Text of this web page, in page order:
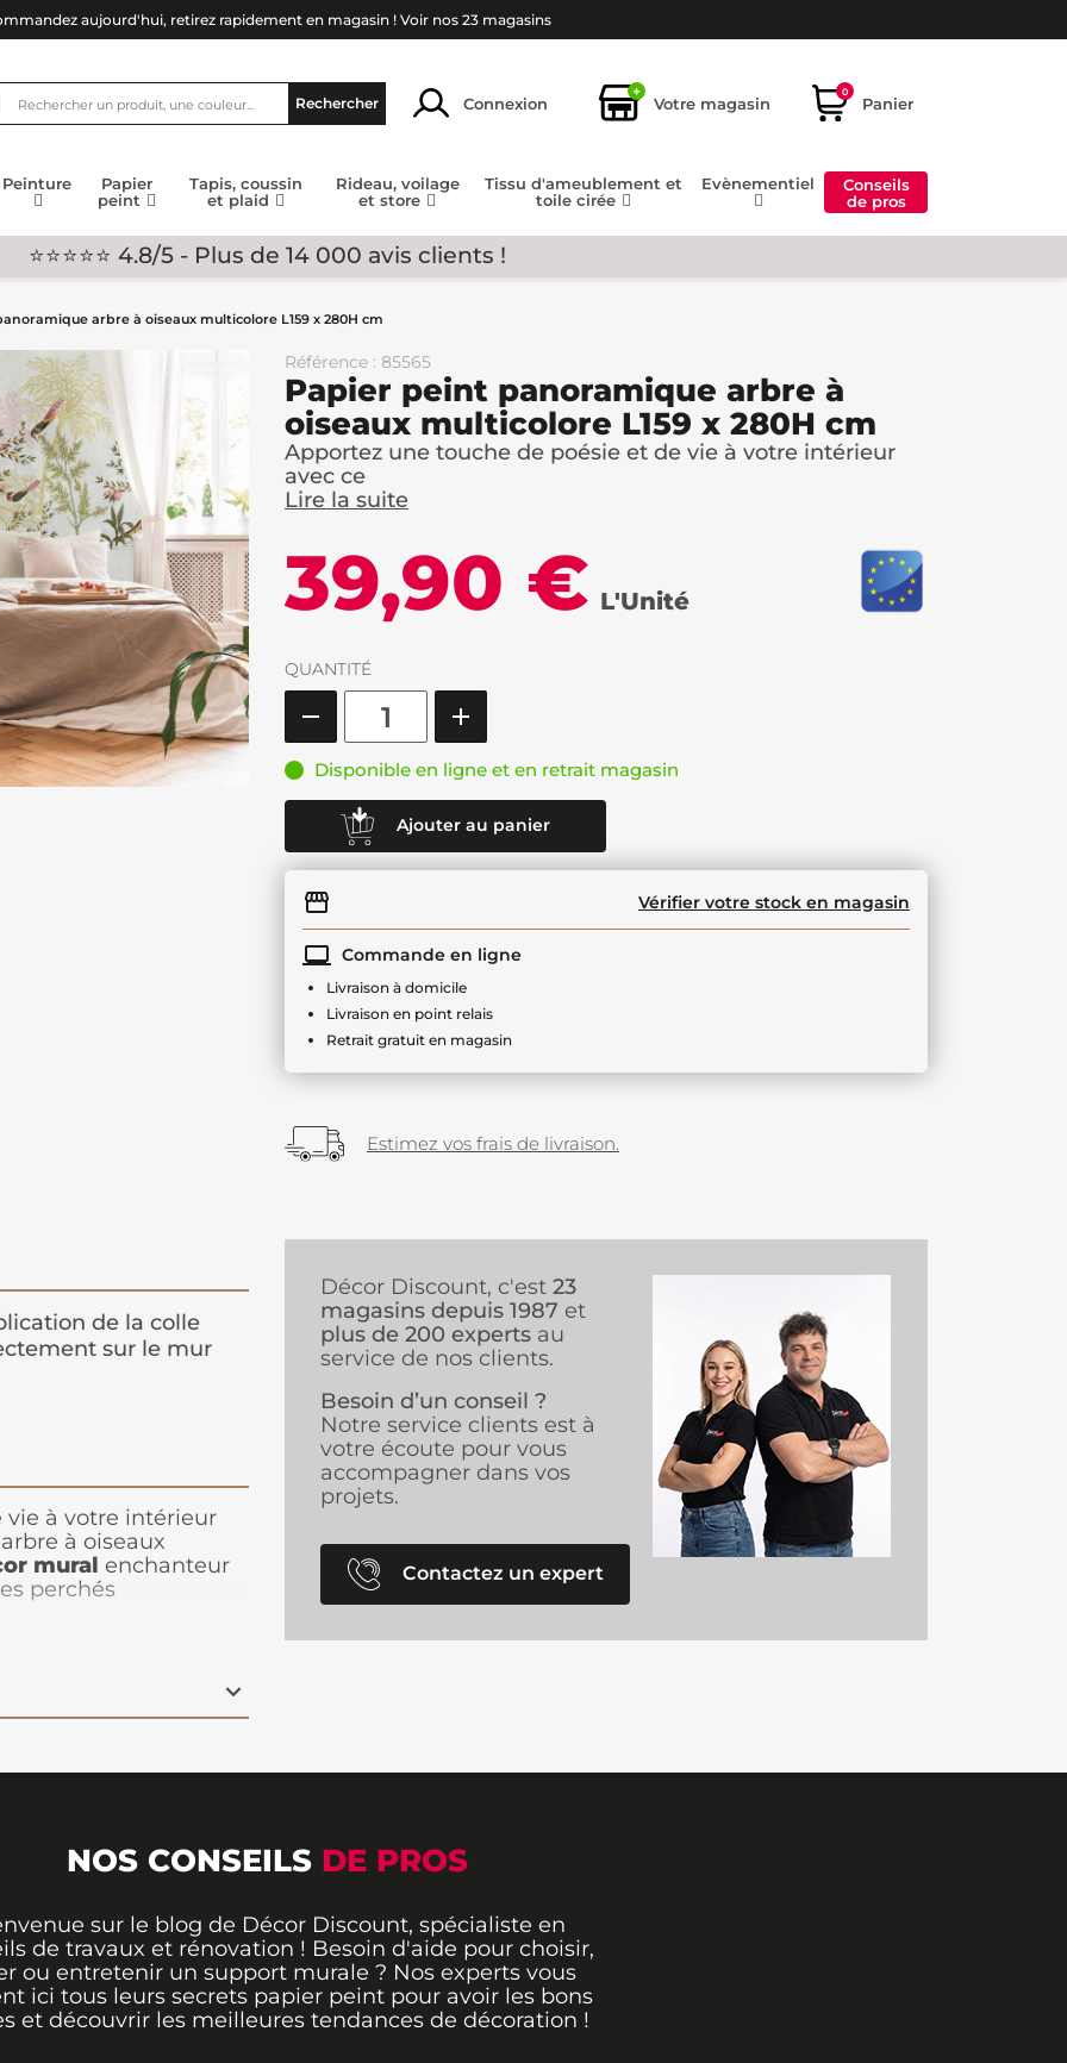
aujourd'hui, retirez rapidement en magasin ! Voir nos 23 magasins
Rechercher Connexion
+
Votre magasin
0
Panier
Peinture
Papier
peint
Tapis, coussin
et plaid
Rideau, voilage
et store
Tissu d'ameublement et
toile cirée
Evènementiel
Conseils
de pros
⭐⭐⭐⭐⭐ 4.8/5 - Plus de 14 000 avis clients !
arbre à oiseaux multicolore L159 x 280H cm
Référence : 85565
Papier peint panoramique arbre à
oiseaux multicolore L159 x 280H cm
Apportez une touche de poésie et de vie à votre intérieur
avec ce
Lire la suite
39,90 € L'Unité
QUANTITÉ
Disponible en ligne et en retrait magasin
Ajouter au panier
Vérifier votre stock en magasin
Commande en ligne
Livraison à domicile
Livraison en point relais
Retrait gratuit en magasin
Estimez vos frais de livraison.
de la colle
sur le mur
vie à votre intérieur
arbre à oiseaux
mural enchanteur
perchés
L'élégance des
diversité. Ce
mur
Décor Discount, c'est 23
magasins depuis 1987 et
plus de 200 experts au
service de nos clients.
Besoin d’un conseil ?
Notre service clients est à
votre écoute pour vous
accompagner dans vos
projets.
Contactez un expert
NOS CONSEILS DE PROS
sur le blog de Décor Discount, spécialiste en
de travaux et rénovation ! Besoin d'aide pour choisir,
ou entretenir un support murale ? Nos experts vous
ici tous leurs secrets papier peint pour avoir les bons
et découvrir les meilleures tendances de décoration !